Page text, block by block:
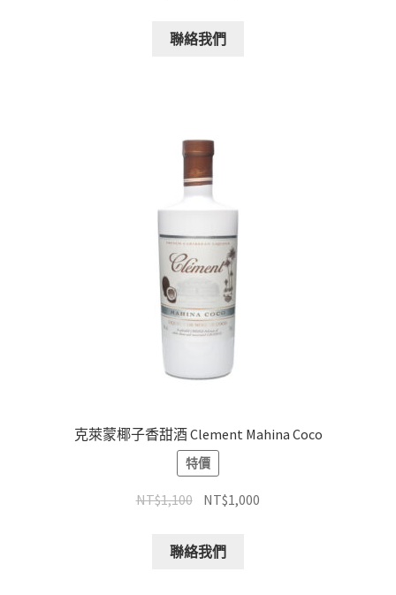
聯絡我們
克萊蒙椰子香甜酒 Clement Mahina Coco
特價
NT$1,100 NT$1,000
聯絡我們